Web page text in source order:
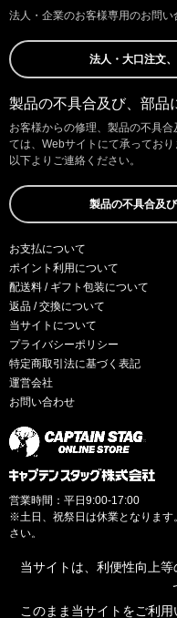
法人・企業のお客様専用のお問い
法人・大口注文
製品の不具合及び、部品
お客様からの修理、製品の不具
ては、Webサイトにて承っており
以下よりご連絡ください。
製品の不具合及
お支払について
ポイント利用について
配送料 / ギフト包装について
返品 / 交換について
当サイトについて
プライバシーポリシー
特定商取引法に基づく表記
運営会社
お問い合わせ
営業時間：平日9:00-17:00
※土日、祝祭日は休業となります
さい。
当サイトは、利便性向上
このまま当サイトをご利